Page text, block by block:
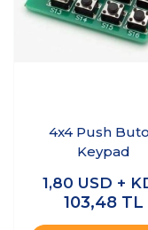
4x4 Push
Keypad
1,80 USD +
103,48 TL